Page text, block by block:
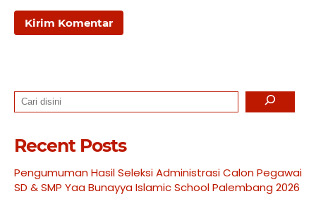
Search
Recent Posts
Pengumuman Hasil Seleksi Administrasi Calon Pegawai
SD & SMP Yaa Bunayya Islamic School Palembang 2026